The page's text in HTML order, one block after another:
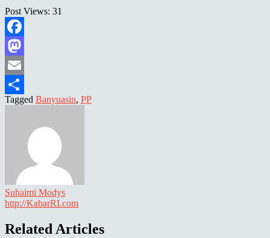
Post Views: 31
Facebook
Mastodon
Email
Share
Tagged Banyuasin, PP
Suhaimi Modys
http://KabarRI.com
Related Articles